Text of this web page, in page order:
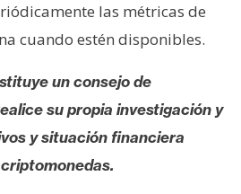
las métricas de
cuando estén disponibles.
un consejo de
su propia investigación y
y situación financiera